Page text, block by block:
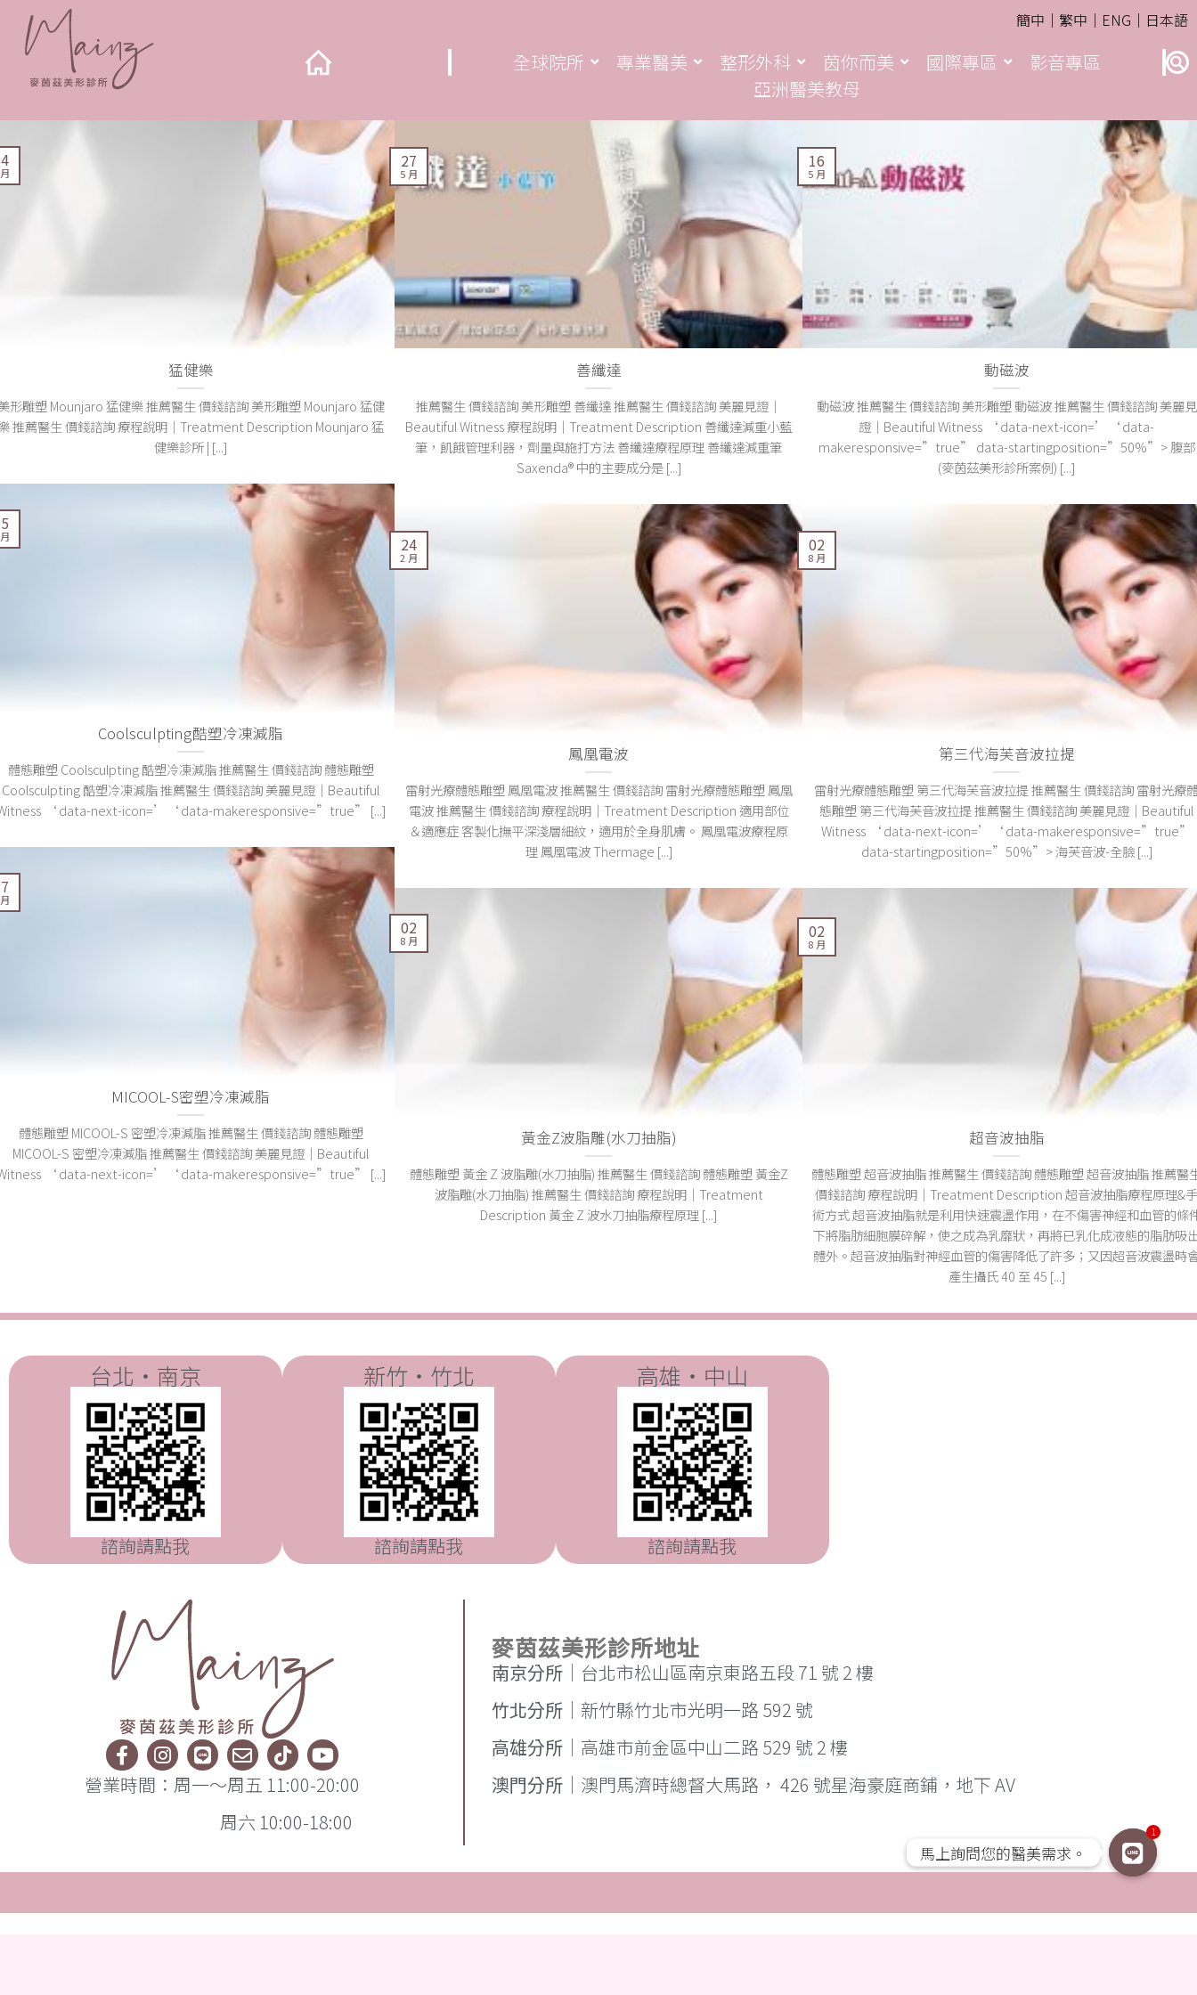
簡中｜ 繁中｜ ENG｜ 日本語
全球院所 專業醫美 整形外科 茵你而美 國際專區
影音專區
亞洲醫美教母
猛健樂
形雕塑 Mounjaro 猛健樂 推薦醫生 價錢諮詢 美形雕塑 Mounjaro 猛健
推薦醫生 價錢諮詢 療程說明｜Treatment Description Mounjaro 猛
健樂診所 | [...]
善纖達
推薦醫生 價錢諮詢 美形雕塑 善纖達 推薦醫生 價錢諮詢 美麗見證｜
Beautiful Witness 療程說明｜Treatment Description 善纖達減重小藍
筆，飢餓管理利器，劑量與施打方法 善纖達療程原理 善纖達減重筆
Saxenda® 中的主要成分是 [...]
27
5 月
動磁波
動磁波 推薦醫生 價錢諮詢 美形雕塑 動磁波 推薦醫生 價錢諮詢 美麗見
證｜Beautiful Witness ‘ data-next-icon=’‘ data-
makeresponsive=”true” data-startingposition=”50%”> 腹部
(麥茵茲美形診所案例) [...]
16
5 月
Coolsculpting酷塑冷凍減脂
體態雕塑 Coolsculpting 酷塑冷凍減脂 推薦醫生 價錢諮詢 體態雕塑
Coolsculpting 酷塑冷凍減脂 推薦醫生 價錢諮詢 美麗見證｜Beautiful
‘ data-next-icon=’‘ data-makeresponsive=”true” [...]
鳳凰電波
雷射光療體態雕塑 鳳凰電波 推薦醫生 價錢諮詢 雷射光療體態雕塑 鳳凰
電波 推薦醫生 價錢諮詢 療程說明｜Treatment Description 適用部位
＆適應症 客製化撫平深淺層細紋，適用於全身肌膚。 鳳凰電波療程原
理 鳳凰電波 Thermage [...]
24
2 月
第三代海芙音波拉提
雷射光療體態雕塑 第三代海芙音波拉提 推薦醫生 價錢諮詢 雷射光療
態雕塑 第三代海芙音波拉提 推薦醫生 價錢諮詢 美麗見證｜Beautiful
Witness ‘ data-next-icon=’‘ data-makeresponsive=”true”
data-startingposition=”50%”> 海芙音波-全臉 [...]
02
8 月
MICOOL-S密塑冷凍減脂
體態雕塑 MICOOL-S 密塑冷凍減脂 推薦醫生 價錢諮詢 體態雕塑
MICOOL-S 密塑冷凍減脂 推薦醫生 價錢諮詢 美麗見證｜Beautiful
‘ data-next-icon=’‘ data-makeresponsive=”true” [...]
黃金Z波脂雕(水刀抽脂)
體態雕塑 黃金 Z 波脂雕(水刀抽脂) 推薦醫生 價錢諮詢 體態雕塑 黃金Z
波脂雕(水刀抽脂) 推薦醫生 價錢諮詢 療程說明｜Treatment
Description 黃金 Z 波水刀抽脂療程原理 [...]
02
8 月
超音波抽脂
體態雕塑 超音波抽脂 推薦醫生 價錢諮詢 體態雕塑 超音波抽脂 推薦醫
價錢諮詢 療程說明｜Treatment Description 超音波抽脂療程原理&手
術方式 超音波抽脂就是利用快速震盪作用，在不傷害神經和血管的條
下將脂肪細胞膜碎解，使之成為乳靡狀，再將已乳化成液態的脂肪吸
體外。超音波抽脂對神經血管的傷害降低了許多；又因超音波震盪時
產生攝氏 40 至 45 [...]
02
8 月
台北・南京
諮詢請點我
新竹・竹北
諮詢請點我
高雄・中山
諮詢請點我
營業時間：周一～周五 11:00-20:00
周六 10:00-18:00
麥茵茲美形診所地址
南京分所｜台北市松山區南京東路五段 71 號 2 樓
竹北分所｜新竹縣竹北市光明一路 592 號
高雄分所｜高雄市前金區中山二路 529 號 2 樓
澳門分所｜澳門馬濟時總督大馬路， 426 號星海豪庭商鋪，地下 AV
1
馬上詢問您的醫美需求。
馬上詢問您的醫美需求。